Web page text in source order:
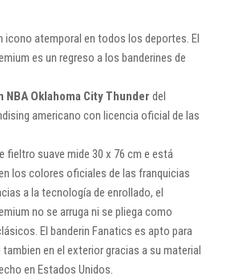
icono atemporal en todos los deportes. El
es un regreso a los banderines de
NBA Oklahoma City Thunder del
americano con licencia oficial de las
fieltro suave mide 30 x 76 cm e está
los colores oficiales de las franquicias
a la tecnología de enrollado, el
no se arruga ni se pliega como
El banderin Fanatics es apto para
en el exterior gracias a su material
en Estados Unidos.